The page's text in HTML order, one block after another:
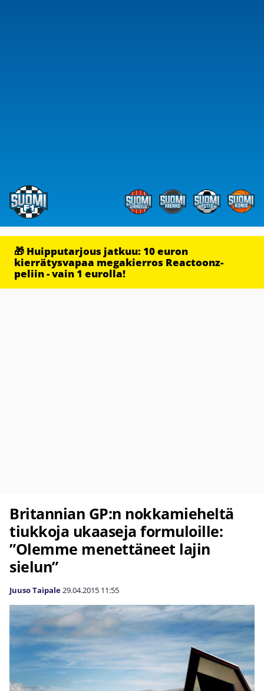
🎁 Huipputarjous jatkuu: 10 euron
kierrätysvapaa megakierros Reactoonz-
peliin - vain 1 eurolla!
Britannian GP:n nokkamieheltä
tiukkoja ukaaseja formuloille:
”Olemme menettäneet lajin
sielun”
Juuso Taipale29.04.2015 11:55